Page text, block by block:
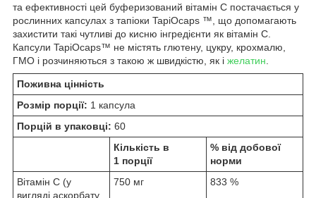
та ефективності цей буферизований вітамін C постачається у
рослинних капсулах з тапіоки TapiOcaps ™, що допомагають
захистити такі чутливі до кисню інгредієнти як вітамін С.
Капсули TapiOcaps™ не містять глютену, цукру, крохмалю,
ГМО і розчиняються з такою ж швидкістю, як і желатин
Поживна цінність
Розмір порції: 1 капсула
Порцій в упаковці: 60
Кількість в
1 порції
% від добової
норми
Вітамін C (у
вигляді аскорбату
750 мг 833 %